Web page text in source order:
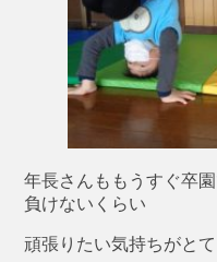
年長さんももうすぐ卒
負けないくらい
頑張りたい気持ちがとて